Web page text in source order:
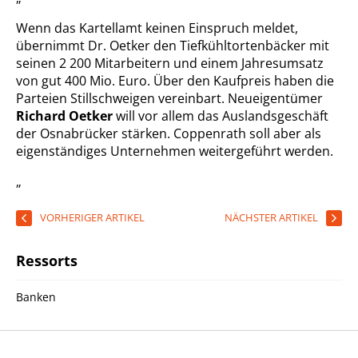
Wenn das Kartellamt keinen Einspruch meldet,
übernimmt Dr. Oetker den Tiefkühltortenbäcker mit
seinen 2 200 Mitarbeitern und einem Jahresumsatz
von gut 400 Mio. Euro. Über den Kaufpreis haben die
Parteien Stillschweigen vereinbart. Neueigentümer
Richard Oetkerwill vor allem das Auslandsgeschäft
der Osnabrücker stärken. Coppenrath soll aber als
eigenständiges Unternehmen weitergeführt werden.
„
VORHERIGER ARTIKEL NÄCHSTER ARTIKEL
Ressorts
Banken